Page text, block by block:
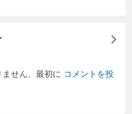
せん、最初に コメントを投